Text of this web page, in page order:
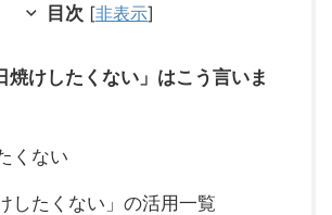
目次 [非表示]
焼けしたくない」はこう言いま
くない
したくない」の活用一覧